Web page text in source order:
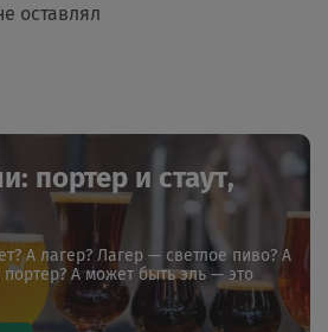
оставлял
портер и стаут,
А лагер? Лагер — светлое пиво? А
А может быть эль — это